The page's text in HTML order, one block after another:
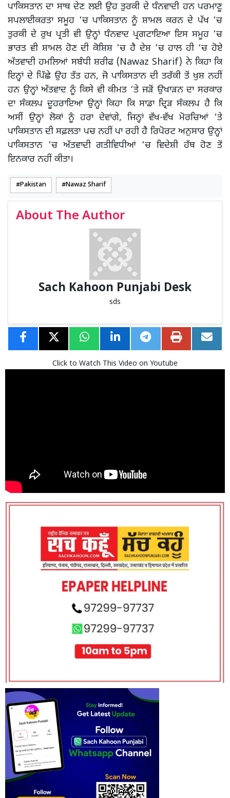
ਪਾਕਿਸਤਾਨ ਦਾ ਸਾਥ ਦੇਣ ਲਈ ਉਹ ਤੁਰਕੀ ਦੇ ਧੰਨਵਾਦੀ ਹਨ ਪਰਮਾਣੂ
ਸਪਲਾਈਕਰਤਾ ਸਮੂਹ ‘ਚ ਪਾਕਿਸਤਾਨ ਨੂੰ ਸ਼ਾਮਲ ਕਰਨ ਦੇ ਪੱਖ ‘ਚ
ਤੁਰਕੀ ਦੇ ਰੁਖ ਪ੍ਰਤੀ ਵੀ ਉਨ੍ਹਾਂ ਧੰਨਵਾਦ ਪ੍ਰਗਟਾਇਆ ਇਸ ਸਮੂਹ ‘ਚ
ਭਾਰਤ ਵੀ ਸ਼ਾਮਲ ਹੋਣ ਦੀ ਕੋਸ਼ਿਸ਼ ‘ਚ ਹੈ ਦੇਸ਼ ‘ਚ ਹਾਲ ਹੀ ‘ਚ ਹੋਏ
ਅੱਤਵਾਦੀ ਹਮਲਿਆਂ ਸਬੰਧੀ ਸ਼ਰੀਫ (Nawaz Sharif) ਨੇ ਕਿਹਾ ਕਿ
ਇਨ੍ਹਾਂ ਦੇ ਪਿੱਛੇ ਉਹ ਤੱਤ ਹਨ, ਜੋ ਪਾਕਿਸਤਾਨ ਦੀ ਤਰੱਕੀ ਤੋਂ ਖੁਸ਼ ਨਹੀਂ
ਹਨ ਉਨ੍ਹਾਂ ਅੱਤਵਾਦ ਨੂੰ ਕਿਸੇ ਵੀ ਕੀਮਤ ‘ਤੇ ਜੜੋਂ ਉਖਾੜਨ ਦਾ ਸਰਕਾਰ
ਦਾ ਸੰਕਲਪ ਦੂਹਰਾਇਆ ਉਨ੍ਹਾਂ ਕਿਹਾ ਕਿ ਸਾਡਾ ਦ੍ਰਿੜ ਸੰਕਲਪ ਹੈ ਕਿ
ਅਸੀਂ ਉਨ੍ਹਾਂ ਲੋਕਾਂ ਨੂੰ ਹਰਾ ਦੇਵਾਂਗੇ, ਜਿਨ੍ਹਾਂ ਵੱਖ-ਵੱਖ ਮੋਰਚਿਆਂ ‘ਤੇ
ਪਾਕਿਸਤਾਨ ਦੀ ਸਫ਼ਲਤਾ ਪਚ ਨਹੀਂ ਪਾ ਰਹੀ ਹੈ ਰਿਪੋਰਟ ਅਨੁਸਾਰ ਉਨ੍ਹਾਂ
ਪਾਕਿਸਤਾਨ ‘ਚ ਅੱਤਵਾਦੀ ਗਤੀਵਿਧੀਆਂ ‘ਚ ਵਿਦੇਸ਼ੀ ਹੱਥ ਹੋਣ ਤੋਂ
ਇਨਕਾਰ ਨਹੀਂ ਕੀਤਾ।
Pakistan Nawaz Sharif
About The Author
Sach Kahoon Punjabi Desk
sds
Click to Watch This Video on Youtube